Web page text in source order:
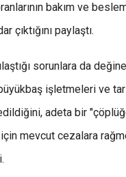
bakım ve
çıktığını paylaştı.
sorunlara da
işletmeleri ve
adeta bir
için mevcut cezalara